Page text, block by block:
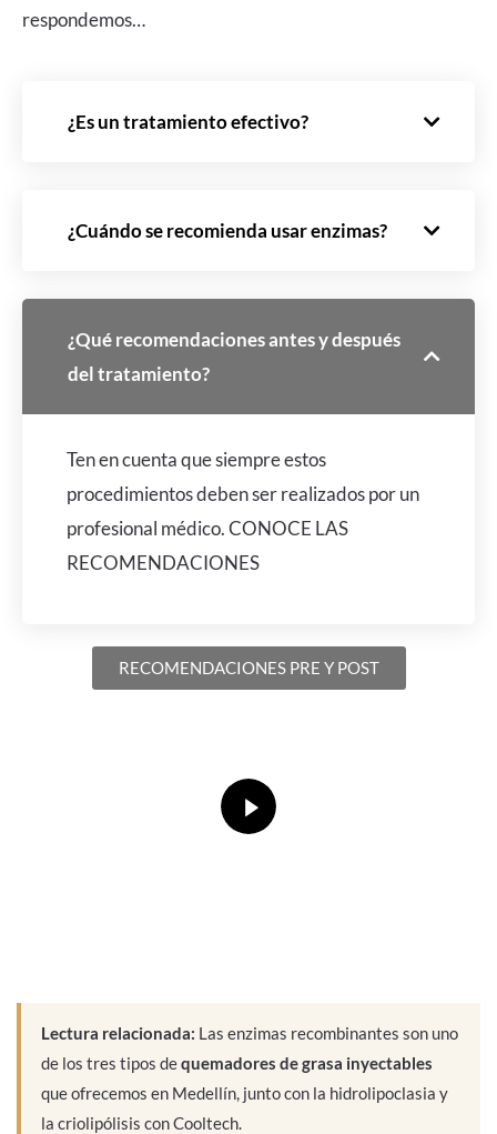
respondemos…
¿Es un tratamiento efectivo?
¿Cuándo se recomienda usar enzimas?
¿Qué recomendaciones antes y después
del tratamiento?
Ten en cuenta que siempre estos
procedimientos deben ser realizados por un
profesional médico.CONOCE LAS
RECOMENDACIONES
RECOMENDACIONES PRE Y POST
Lectura relacionada: Las enzimas recombinantes son uno
de los tres tipos dequemadores de grasa inyectables
que ofrecemos en Medellín, junto con la hidrolipoclasia y
la criolipólisis con Cooltech.